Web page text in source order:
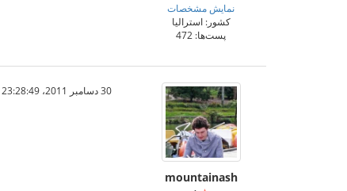
نمایش مشخصات
کشور: استرالیا
پست‌ها: 472
mountainash
30 دسامبر 2011،‏ 23:28:49